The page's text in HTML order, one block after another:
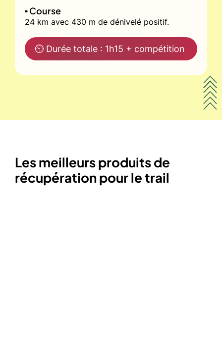
▪️ Course
24 km avec 430 m de dénivelé positif.
⏲ Durée totale : 1h15 + compétition
Les meilleurs produits de
récupération pour le trail